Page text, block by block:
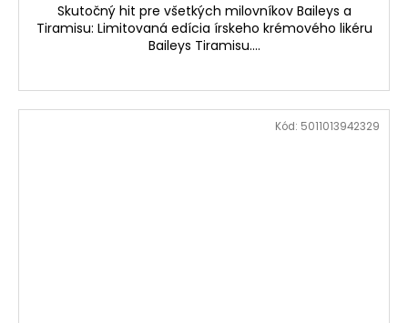
Skutočný hit pre všetkých milovníkov Baileys a
Tiramisu: Limitovaná edícia írskeho krémového likéru
Baileys Tiramisu....
Kód: 5011013942329